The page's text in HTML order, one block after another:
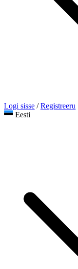
Logi sisse / Registreeru
Eesti